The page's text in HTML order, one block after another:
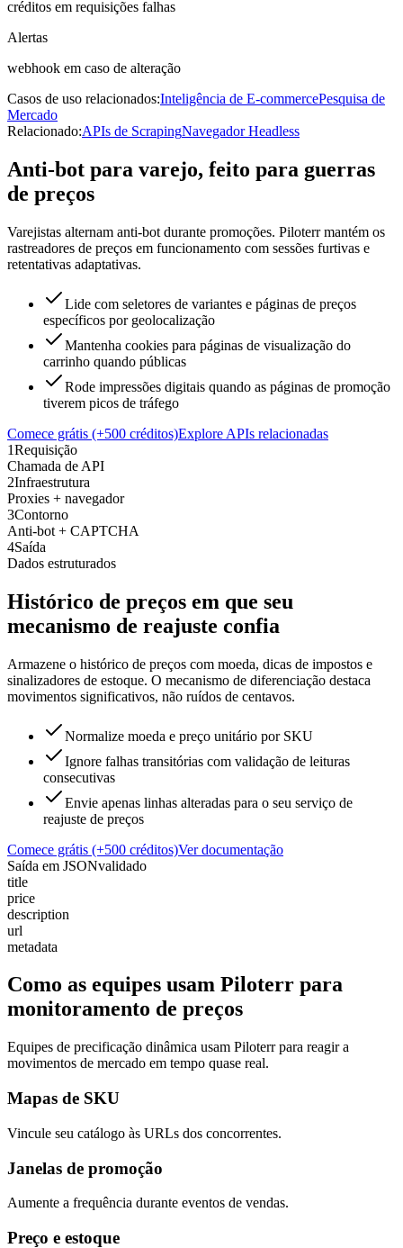
créditos em requisições falhas
Alertas
webhook em caso de alteração
Casos de uso relacionados:Inteligência de E-commercePesquisa de
Mercado
Relacionado:APIs de ScrapingNavegador Headless
Anti-bot para varejo, feito para guerras
de preços
Varejistas alternam anti-bot durante promoções. Piloterr mantém os
rastreadores de preços em funcionamento com sessões furtivas e
retentativas adaptativas.
Lide com seletores de variantes e páginas de preços
específicos por geolocalização
Mantenha cookies para páginas de visualização do
carrinho quando públicas
Rode impressões digitais quando as páginas de promoção
tiverem picos de tráfego
Comece grátis (+500 créditos)Explore APIs relacionadas
1Requisição
Chamada de API
2Infraestrutura
Proxies + navegador
3Contorno
Anti-bot + CAPTCHA
4Saída
Dados estruturados
Histórico de preços em que seu
mecanismo de reajuste confia
Armazene o histórico de preços com moeda, dicas de impostos e
sinalizadores de estoque. O mecanismo de diferenciação destaca
movimentos significativos, não ruídos de centavos.
Normalize moeda e preço unitário por SKU
Ignore falhas transitórias com validação de leituras
consecutivas
Envie apenas linhas alteradas para o seu serviço de
reajuste de preços
Comece grátis (+500 créditos)Ver documentação
Saída em JSONvalidado
title
price
description
url
metadata
Como as equipes usam Piloterr para
monitoramento de preços
Equipes de precificação dinâmica usam Piloterr para reagir a
movimentos de mercado em tempo quase real.
Mapas de SKU
Vincule seu catálogo às URLs dos concorrentes.
Janelas de promoção
Aumente a frequência durante eventos de vendas.
Preço e estoque